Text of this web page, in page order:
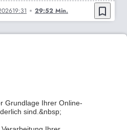
19:31 29:52 Min. bookmark_border